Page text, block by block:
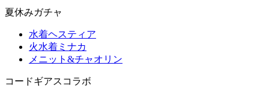
夏休みガチャ
水着ヘスティア
火水着ミナカ
メニット&チャオリン
コードギアスコラボ